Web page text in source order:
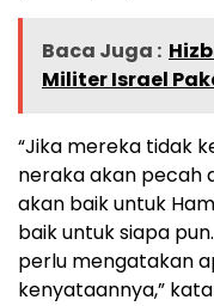
Baca Juga :
Militer Israel
“Jika mereka tidak
neraka akan pecah
akan baik untuk
baik untuk siapa
perlu mengatakan
kenyataannya,”